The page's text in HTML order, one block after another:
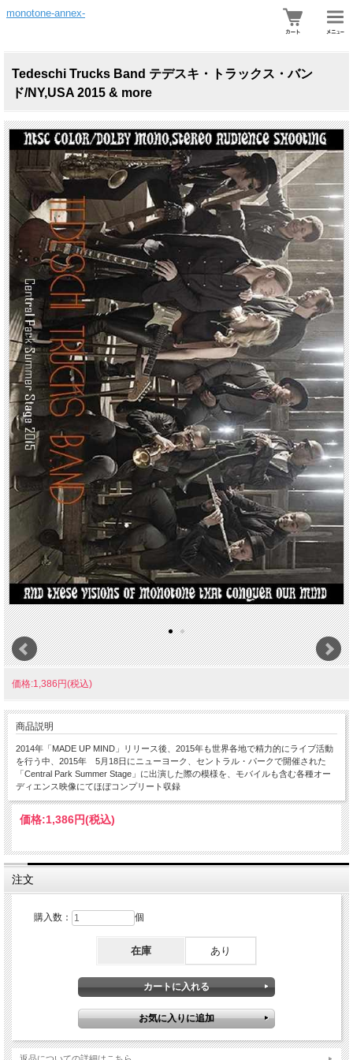
monotone-annex-
Tedeschi Trucks Band テデスキ・トラックス・バン
ド/NY,USA 2015 & more
価格:1,386円(税込)
商品説明
2014年「MADE UP MIND」リリース後、2015年も世界各地で精力的にライブ活動
を行う中、2015年 5月18日にニューヨーク、セントラル・パークで開催された
「Central Park Summer Stage」に出演した際の模様を、モバイルも含む各種オー
ディエンス映像にてほぼコンプリート収録
価格:1,386円(税込)
注文
購入数： 個
在庫 あり